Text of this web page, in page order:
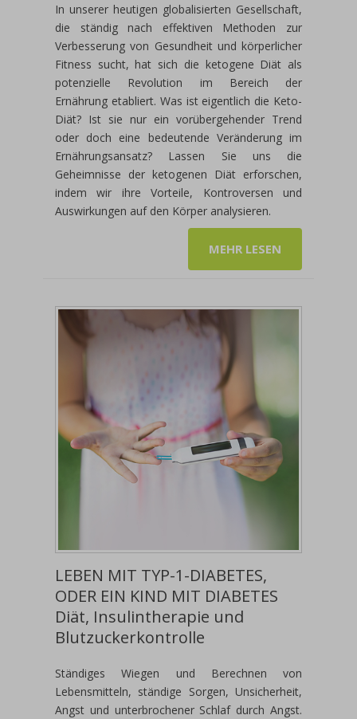
In unserer heutigen globalisierten Gesellschaft,
die ständig nach effektiven Methoden zur
Verbesserung von Gesundheit und körperlicher
Fitness sucht, hat sich die ketogene Diät als
potenzielle Revolution im Bereich der
Ernährung etabliert. Was ist eigentlich die Keto-
Diät? Ist sie nur ein vorübergehender Trend
oder doch eine bedeutende Veränderung im
Ernährungsansatz? Lassen Sie uns die
Geheimnisse der ketogenen Diät erforschen,
indem wir ihre Vorteile, Kontroversen und
Auswirkungen auf den Körper analysieren.
MEHR LESEN
LEBEN MIT TYP-1-DIABETES,
ODER EIN KIND MIT DIABETES
Diät, Insulintherapie und
Blutzuckerkontrolle
Ständiges Wiegen und Berechnen von
Lebensmitteln, ständige Sorgen, Unsicherheit,
Angst und unterbrochener Schlaf durch Angst.